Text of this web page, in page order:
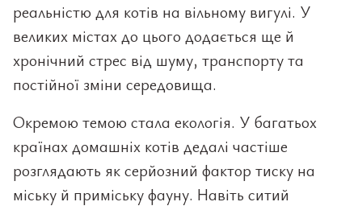
реальністю для котів на вільному вигулі. У
великих містах до цього додається ще й
хронічний стрес від шуму, транспорту та
постійної зміни середовища.
Окремою темою стала екологія. У багатьох
країнах домашніх котів дедалі частіше
розглядають як серйозний фактор тиску на
міську й приміську фауну. Навіть ситий